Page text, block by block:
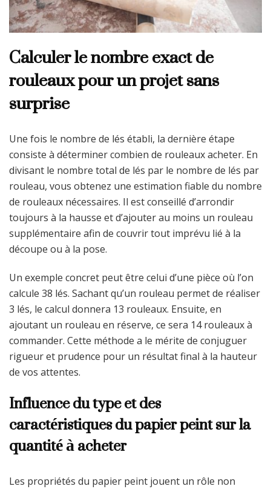
Calculer le nombre exact de
rouleaux pour un projet sans
surprise
Une fois le nombre de lés établi, la dernière étape
consiste à déterminer combien de rouleaux acheter. En
divisant le nombre total de lés par le nombre de lés par
rouleau, vous obtenez une estimation fiable du nombre
de rouleaux nécessaires. Il est conseillé d’arrondir
toujours à la hausse et d’ajouter au moins un rouleau
supplémentaire afin de couvrir tout imprévu lié à la
découpe ou à la pose.
Un exemple concret peut être celui d’une pièce où l’on
calcule 38 lés. Sachant qu’un rouleau permet de réaliser
3 lés, le calcul donnera 13 rouleaux. Ensuite, en
ajoutant un rouleau en réserve, ce sera 14 rouleaux à
commander. Cette méthode a le mérite de conjuguer
rigueur et prudence pour un résultat final à la hauteur
de vos attentes.
Influence du type et des
caractéristiques du papier peint sur la
quantité à acheter
Les propriétés du papier peint jouent un rôle non